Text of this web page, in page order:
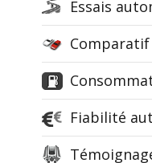
Essais
Fiabilité